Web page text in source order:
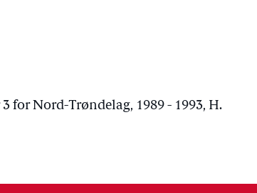
for Nord-Trøndelag, 1989 - 1993, H.